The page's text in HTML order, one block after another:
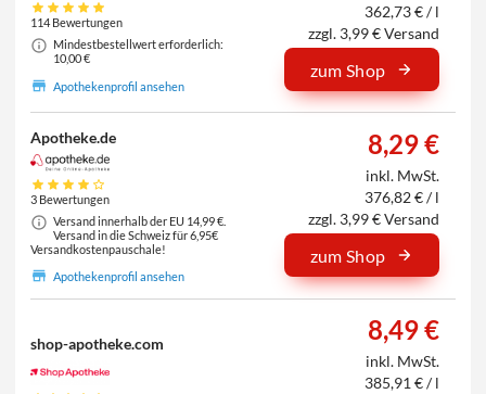
114 Bewertungen
Mindestbestellwert erforderlich:
10,00 €
Apothekenprofil ansehen
362,73 € / l
zzgl. 3,99 € Versand
zum Shop
Apotheke.de
3 Bewertungen
Versand innerhalb der EU 14,99 €.
Versand in die Schweiz für 6,95€
Versandkostenpauschale!
Apothekenprofil ansehen
8,29 €
inkl. MwSt.
376,82 € / l
zzgl. 3,99 € Versand
zum Shop
shop-apotheke.com 8,49 €
inkl. MwSt.
385,91 € / l